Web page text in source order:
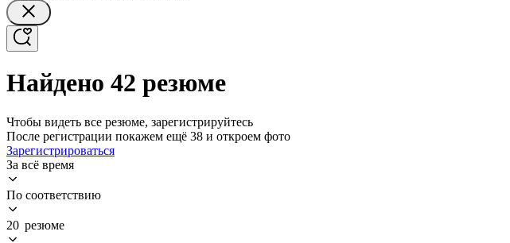
Найдено 42 резюме
Чтобы видеть все резюме, зарегистрируйтесь
После регистрации покажем ещё 38 и откроем фото
Зарегистрироваться
За всё время
По соответствию
20 резюме